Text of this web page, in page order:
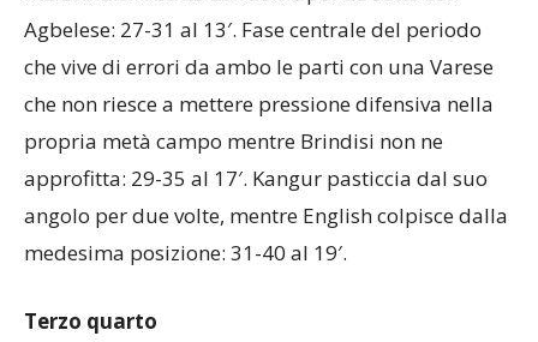
Agbelese: 27-31 al 13′. Fase centrale del periodo
che vive di errori da ambo le parti con una Varese
che non riesce a mettere pressione difensiva nella
propria metà campo mentre Brindisi non ne
approfitta: 29-35 al 17′. Kangur pasticcia dal suo
angolo per due volte, mentre English colpisce dalla
medesima posizione: 31-40 al 19′.
Terzo quarto